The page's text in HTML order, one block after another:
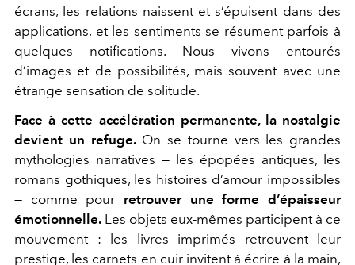
écrans, les relations naissent et s’épuisent dans des
applications, et les sentiments se résument parfois à
quelques notifications. Nous vivons entourés
d’images et de possibilités, mais souvent avec une
étrange sensation de solitude.
Face à cette accélération permanente, la nostalgie
devient un refuge.On se tourne vers les grandes
mythologies narratives — les épopées antiques, les
romans gothiques, les histoires d’amour impossibles
— comme pour retrouver une forme d’épaisseur
émotionnelle. Les objets eux-mêmes participent à ce
mouvement : les livres imprimés retrouvent leur
prestige, les carnets en cuir invitent à écrire à la main,